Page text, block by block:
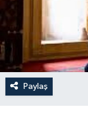
Paylaş